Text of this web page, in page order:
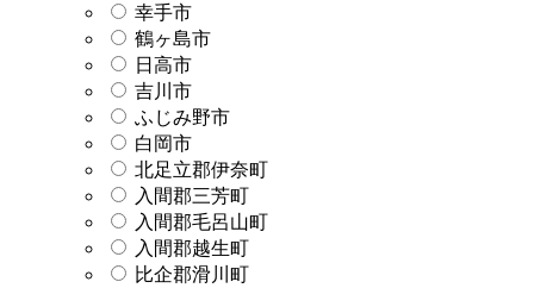
幸手市
鶴ヶ島市
日高市
吉川市
ふじみ野市
白岡市
北足立郡伊奈町
入間郡三芳町
入間郡毛呂山町
入間郡越生町
比企郡滑川町